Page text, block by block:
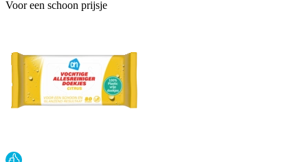
Voor een schoon prijsje